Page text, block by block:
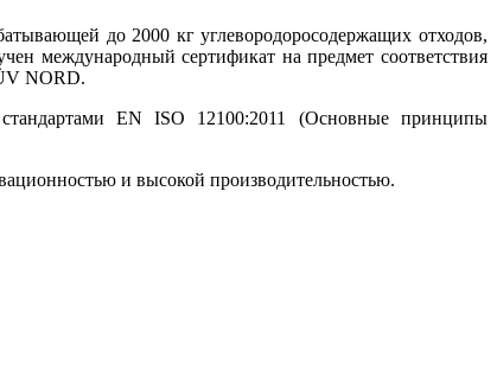
до 2000 кг углевородоросодержащих отходов,
международный сертификат на предмет соответствия
NORD.
EN ISO 12100:2011 (Основные принципы
и высокой производительностью.